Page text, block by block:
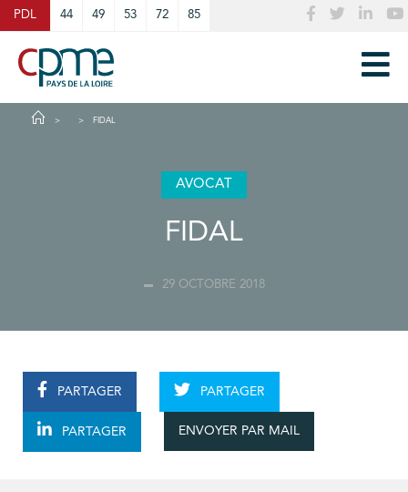
PDL 44 49 53 72 85
FIDAL
AVOCAT
FIDAL
29 OCTOBRE 2018
PARTAGER PARTAGER
PARTAGER ENVOYER PAR MAIL
Cookies management panel